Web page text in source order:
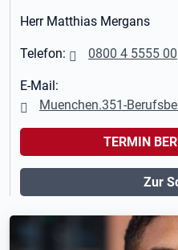
Herr Matthias Mergans
Telefon: 0800 4 5555 00
E-Mail:
Muenchen.351-
TERMIN
Zur